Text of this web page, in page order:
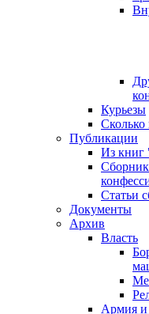
Курьезы
Публикации
Из
Сборник
Статьи
Документы
Архив
Власть
Армия и